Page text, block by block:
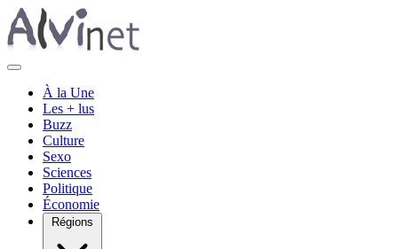
À la Une
Les + lus
Buzz
Culture
Sexo
Sciences
Politique
Économie
Régions